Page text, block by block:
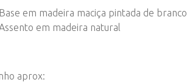
Base em madeira maciça pintada de branco
em madeira natural
aprox: